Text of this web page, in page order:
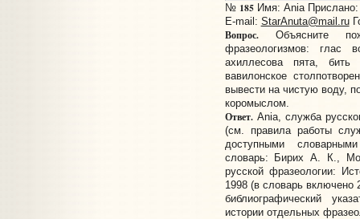
№ 185Имя: Ania Прислано:
E-mail: StarAnuta@mail.ru
Вопрос.Объясните
фразеологизмов:
ахиллесова пята, бить
вавилонское
вывести на чистую воду,
коромыслом.
Ответ.Ania, служба
(см. правила работы
доступными
словарь: Бирих А. К.,
русской фразеологии:
1998 (в словарь включено
библиографический
истории отдельных